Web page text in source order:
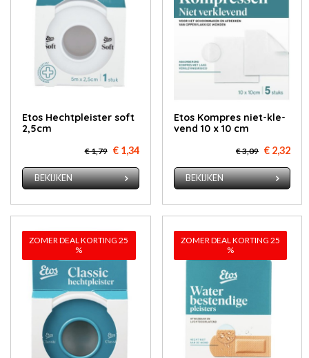
Etos Hecht­pleis­ter soft
2,5cm
€ 1,79 € 1,34
BEKIJKEN
Etos Kom­pres niet-kle­
vend 10 x 10 cm
€ 3,09 € 2,32
BEKIJKEN
ZOMER DEAL KORTING 25
%
ZOMER DEAL KORTING 25
%